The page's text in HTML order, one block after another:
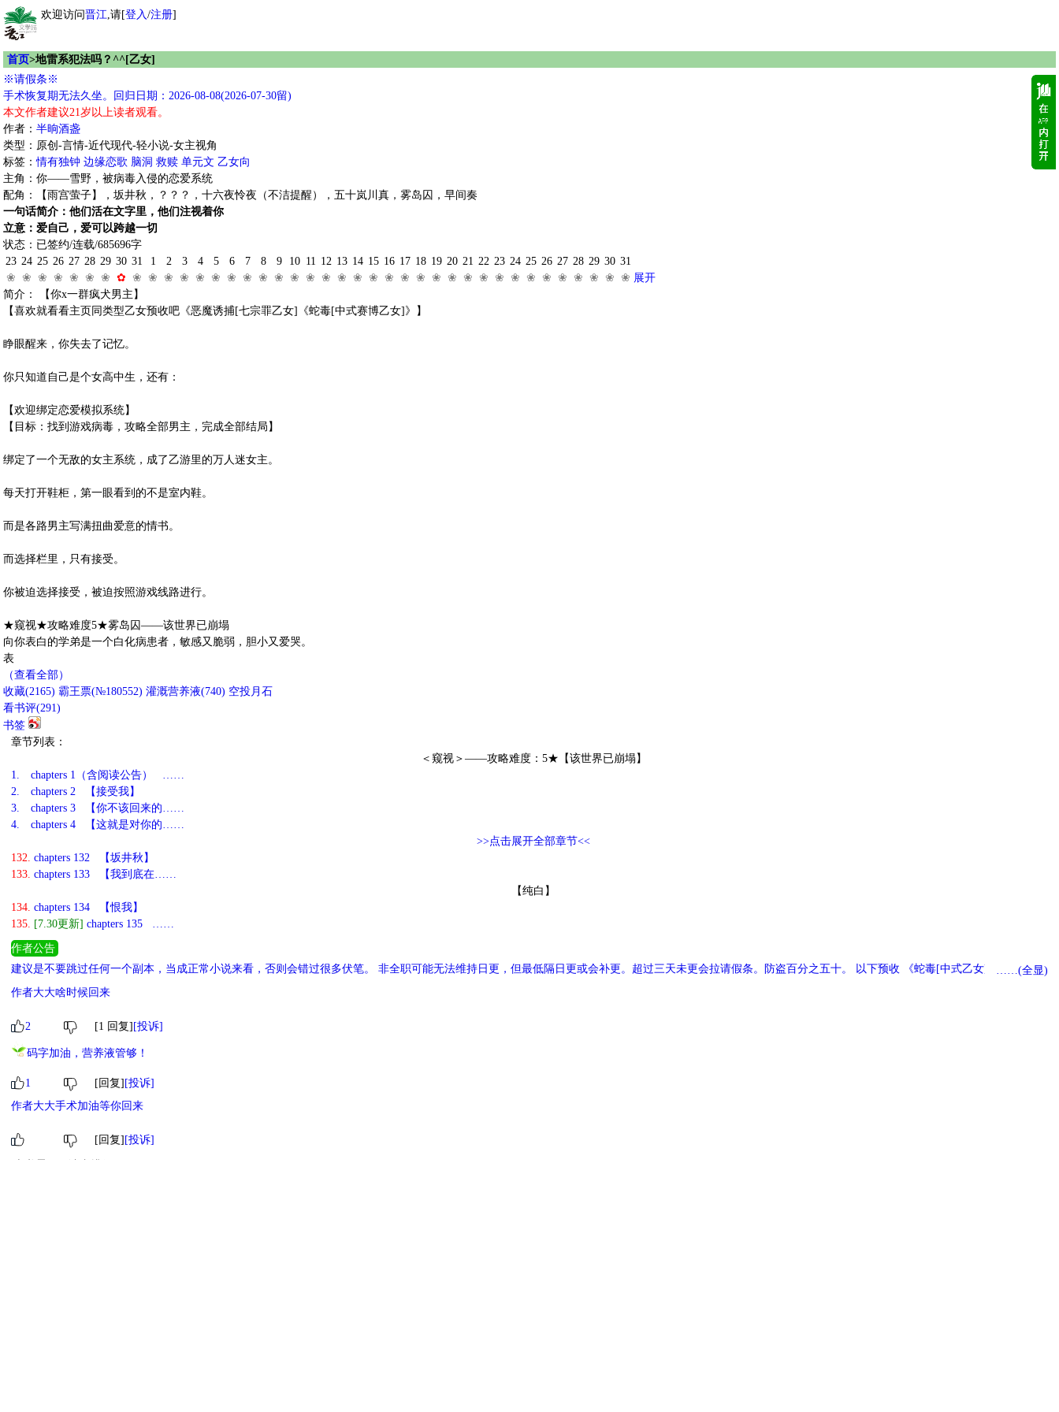
欢迎访问晋江,请[登入/注册]
首页>地雷系犯法吗？^^[乙女]
※请假条※
手术恢复期无法久坐。回归日期：2026-08-08(2026-07-30留)
本文作者建议21岁以上读者观看。
作者： 半晌酒盏
类型：原创-言情-近代现代-轻小说-女主视角
标签：情有独钟 边缘恋歌 脑洞 救赎 单元文 乙女向
主角：你——雪野，被病毒入侵的恋爱系统
配角：【雨宫萤子】，坂井秋，？？？，十六夜怜夜（不洁提醒），五十岚川真，雾岛囚，早间奏
一句话简介：他们活在文字里，他们注视着你
立意：爱自己，爱可以跨越一切
状态：已签约/连载/685696字
23
❀
24
❀
25
❀
26
❀
27
❀
28
❀
29
❀
30
✿
31
❀
1
❀
2
❀
3
❀
4
❀
5
❀
6
❀
7
❀
8
❀
9
❀
10
❀
11
❀
12
❀
13
❀
14
❀
15
❀
16
❀
17
❀
18
❀
19
❀
20
❀
21
❀
22
❀
23
❀
24
❀
25
❀
26
❀
27
❀
28
❀
29
❀
30
❀
31
❀ 展开
简介： 【你x一群疯犬男主】
【喜欢就看看主页同类型乙女预收吧《恶魔诱捕[七宗罪乙女]《蛇毒[中式赛博乙女]》】
睁眼醒来，你失去了记忆。
你只知道自己是个女高中生，还有：
【欢迎绑定恋爱模拟系统】
【目标：找到游戏病毒，攻略全部男主，完成全部结局】
绑定了一个无敌的女主系统，成了乙游里的万人迷女主。
每天打开鞋柜，第一眼看到的不是室内鞋。
而是各路男主写满扭曲爱意的情书。
而选择栏里，只有接受。
你被迫选择接受，被迫按照游戏线路进行。
★窥视★攻略难度5★雾岛囚——该世界已崩塌
向你表白的学弟是一个白化病患者，敏感又脆弱，胆小又爱哭。
表
（查看全部）
收藏(2165) 霸王票(№180552) 灌溉营养液(740) 空投月石
看书评(291)
书签
章节列表：
＜窥视＞——攻略难度：5★【该世界已崩塌】
1.
chapters 1（含阅读公告） ……
2.
chapters 2 【接受我】
3.
chapters 3 【你不该回来的……
4.
chapters 4 【这就是对你的……
>>点击展开全部章节<<
132. chapters 132 【坂井秋】
133. chapters 133 【我到底在……
【纯白】
134. chapters 134 【恨我】
135. [7.30更新] chapters 135 ……
作者公告
建议是不要跳过任何一个副本，当成正常小说来看，否则会错过很多伏笔。 非全职可能无法维持日更，但最低隔日更或会补更。超过三天未更会拉请假条。防盗百分之五十。 以下预收 《蛇毒[中式乙女]》《恶魔诱
捕[乙女]》 一个副本十万字左右，女主为谋略成长型，每个单元设定都会有变动。
……(全显)
作者大大啥时候回来
2 [1 回复] [投诉]
码字加油，营养液管够！
1 [回复] [投诉]
作者大大手术加油等你回来
[回复] [投诉]